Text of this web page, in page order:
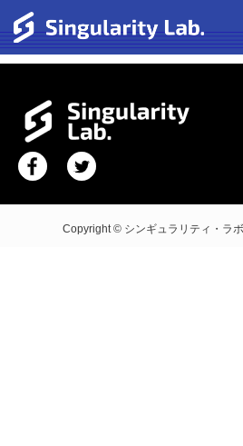
Copyright © シンギュラリティ・ラ